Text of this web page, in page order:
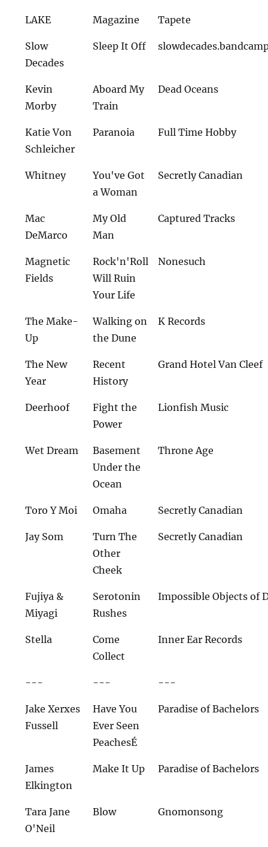
LAKE Magazine Tapete
Slow
Decades
Sleep It Off
Kevin
Morby
Aboard My
Train
Dead Oceans
Katie Von
Schleicher
Paranoia Full Time Hobby
Whitney
You've Got
a Woman
Secretly Canadian
Mac
DeMarco
My Old
Man
Captured Tracks
Magnetic
Fields
Rock'n'Roll
Will Ruin
Your Life
Nonesuch
The Make-
Up
Walking on
the Dune
K Records
The New
Year
Recent
History
Grand Hotel Van Cleef
Deerhoof
Fight the
Power
Lionfish Music
Wet Dream
Basement
Under the
Ocean
Throne Age
Toro Y Moi Omaha Secretly Canadian
Jay Som
Turn The
Other
Cheek
Secretly Canadian
Fujiya &
Miyagi
Serotonin
Rushes
Impossible Objects of
Stella
Come
Collect
Inner Ear Records
--- --- ---
Jake Xerxes
Fussell
Have You
Ever Seen
PeachesÉ
Paradise of Bachelors
James
Elkington
Make It Up Paradise of Bachelors
Tara Jane
O'Neil
Blow Gnomonsong